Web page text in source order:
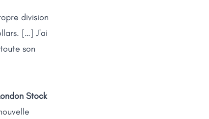
division
[…] J'ai
son
Stock